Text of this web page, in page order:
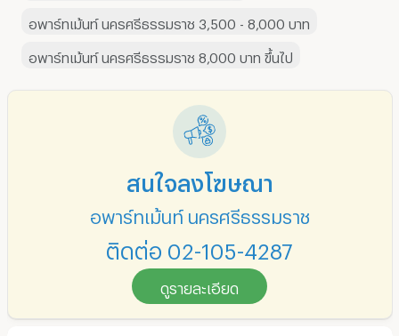
อพาร์ทเม้นท์ นครศรีธรรมราช 3,500 - 8,000 บาท
อพาร์ทเม้นท์ นครศรีธรรมราช 8,000 บาท ขึ้นไป
สนใจลงโฆษณา
อพาร์ทเม้นท์ นครศรีธรรมราช
ติดต่อ 02-105-4287
ดูรายละเอียด